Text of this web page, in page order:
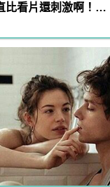
比看片還刺激啊！ |
型男